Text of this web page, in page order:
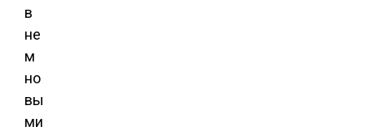
в
не
м
но
вы
ми